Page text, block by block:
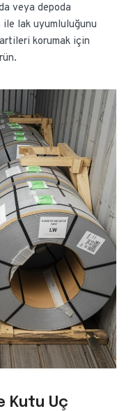
veya depoda
lak uyumluluğunu
korumak için
Kutu Uç